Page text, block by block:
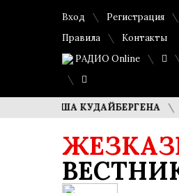
Вход Регистрация
Правила
Контакты
РАДИО Online
ДИМАША КУДАЙБЕРГЕНА